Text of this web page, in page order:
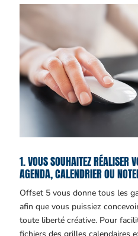
1. VOUS SOUHAITEZ RÉALISER
AGENDA, CALENDRIER OU
Offset 5 vous donne tous les
afin que vous puissiez
toute liberté créative. Pour